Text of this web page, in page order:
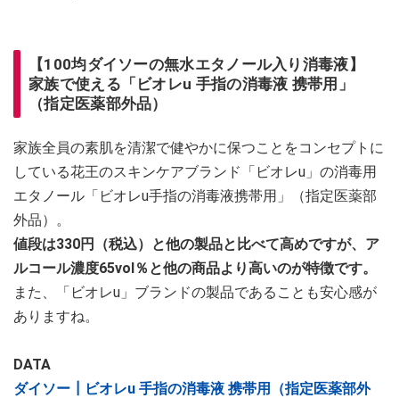
【100均ダイソーの無水エタノール入り消毒液】
家族で使える「ビオレu 手指の消毒液 携帯用」
（指定医薬部外品）
家族全員の素肌を清潔で健やかに保つことをコンセプトに
している花王のスキンケアブランド「ビオレu」の消毒用
エタノール「ビオレu手指の消毒液携帯用」（指定医薬部
外品）。
値段は330円（税込）と他の製品と比べて高めですが、ア
ルコール濃度65vol％と他の商品より高いのが特徴です。
また、「ビオレu」ブランドの製品であることも安心感が
ありますね。
DATA
ダイソー┃ビオレu 手指の消毒液 携帯用（指定医薬部外